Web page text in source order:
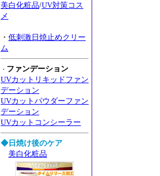
美白化粧品/UV対策コス
メ
・ 低刺激日焼止めクリー
ム
・ ファンデーション
UVカットリキッドファン
デーション
UVカットパウダーファン
デーション
UVカットコンシーラー
◆日焼け後のケア
美白化粧品